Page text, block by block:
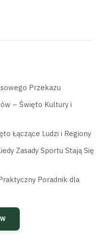
Przekazu
– Święto Kultury i
Łączące Ludzi i Regiony
Zasady Sportu Stają Się
Poradnik dla